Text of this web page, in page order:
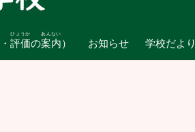
・ 評価
ひょうか
の案内
あんない
） お知らせ 学校だより
2026年度